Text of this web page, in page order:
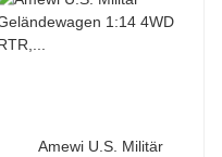
Amewi U.S. Militär